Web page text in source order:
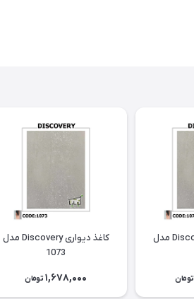
کاغذ دیواری Discovery مدل
تومان
کاغذ دیواری Discovery مدل
1073
1,678,000 تومان